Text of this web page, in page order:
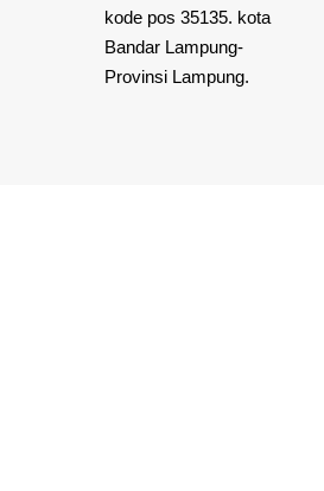
kode pos 35135. kota
Bandar Lampung-
Provinsi Lampung.